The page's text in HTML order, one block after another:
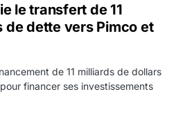
le transfert de 11
de dette vers Pimco et
de 11 milliards de dollars
financer ses investissements